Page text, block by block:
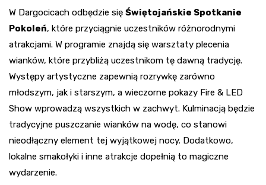
W Dargocicach odbędzie się Świętojańskie Spotkanie
Pokoleń, które przyciągnie uczestników różnorodnymi
atrakcjami. W programie znajdą się warsztaty plecenia
wianków, które przybliżą uczestnikom tę dawną tradycję.
Występy artystyczne zapewnią rozrywkę zarówno
młodszym, jak i starszym, a wieczorne pokazy Fire & LED
Show wprowadzą wszystkich w zachwyt. Kulminacją będzie
tradycyjne puszczanie wianków na wodę, co stanowi
nieodłączny element tej wyjątkowej nocy. Dodatkowo,
lokalne smakołyki i inne atrakcje dopełnią to magiczne
wydarzenie.